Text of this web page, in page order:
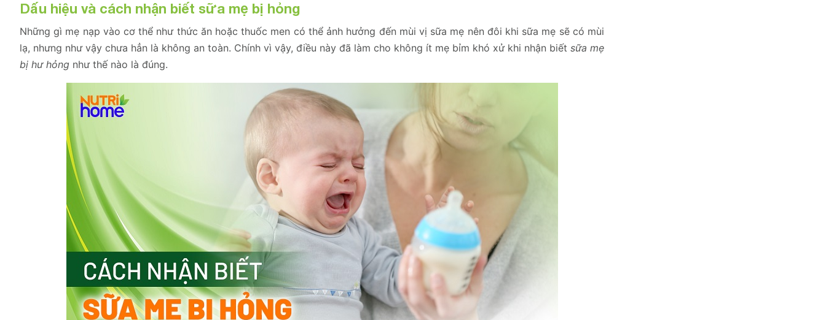
Dấu hiệu và cách nhận biết sữa mẹ bị hỏng
Những gì mẹ nạp vào cơ thể như thức ăn hoặc thuốc men có thể ảnh hưởng đến mùi vị sữa mẹ nên đôi khi sữa mẹ sẽ có mùi
lạ, nhưng như vậy chưa hẳn là không an toàn. Chính vì vậy, điều này đã làm cho không ít mẹ bỉm khó xử khi nhận biết sữa mẹ
bị hư hỏng như thế nào là đúng.